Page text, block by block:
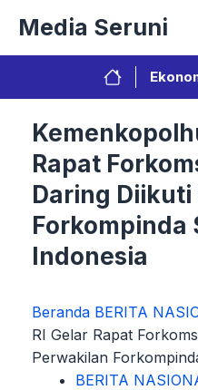
isi
Media Seruni
Rapat
Daring
Forkompinda
Indonesia
Beranda BERITA
RI Gelar Rapat
Perwakilan
BERITA